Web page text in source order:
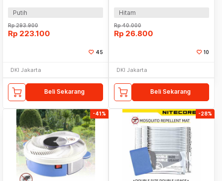
Putih
Rp293.900
Rp 223.100
45
DKI Jakarta
Beli Sekarang
Hitam
Rp40.000
Rp 26.800
10
DKI Jakarta
Beli Sekarang
-41% -28%